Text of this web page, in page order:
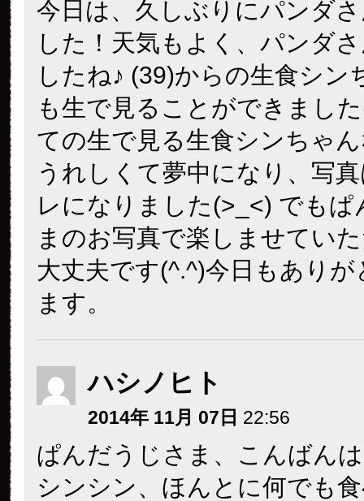
今日は、久しぶりにパンダ
した！天気もよく、パンダ
したね♪ (39)からの生食シン
も生で見ることができまし
ての生で見る生食シンちゃ
うれしくて夢中になり、写
レになりました(>_<) でもぱ
まのお写真で楽しませてい
大丈夫です(^.^)今日もあり
ます。
ハシノヒト
2014年 11月 07日 22:56
ぱんだうじさま、こんばん
シンシン、ほんとに何でも